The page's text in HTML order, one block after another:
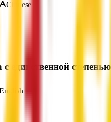
Chinese
единственной
English